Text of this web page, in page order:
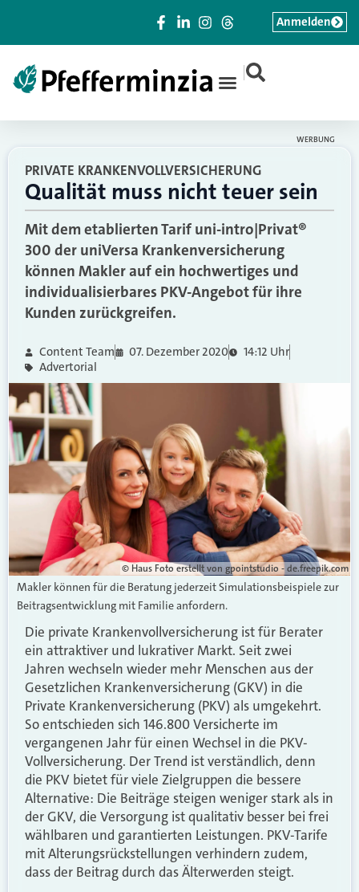
|
Anmelden
WERBUNG
PRIVATE KRANKENVOLLVERSICHERUNG
Qualität muss nicht teuer sein
Mit dem etablierten Tarif uni-intro|Privat®
300 der uniVersa Krankenversicherung
können Makler auf ein hochwertiges und
individualisierbares PKV-Angebot für ihre
Kunden zurückgreifen.
Content Team 07. Dezember 2020
14:12 Uhr
Advertorial
© Haus Foto erstellt von gpointstudio - de.freepik.com
Makler können für die Beratung jederzeit Simulationsbeispiele zur
Beitragsentwicklung mit Familie anfordern.
Die private Krankenvollversicherung ist für Berater
ein attraktiver und lukrativer Markt. Seit zwei
Jahren wechseln wieder mehr Menschen aus der
Gesetzlichen Krankenversicherung (GKV) in die
Private Krankenversicherung (PKV) als umgekehrt.
So entschieden sich 146.800 Versicherte im
vergangenen Jahr für einen Wechsel in die PKV-
Vollversicherung. Der Trend ist verständlich, denn
die PKV bietet für viele Zielgruppen die bessere
Alternative: Die Beiträge steigen weniger stark als in
der GKV, die Versorgung ist qualitativ besser bei frei
wählbaren und garantierten Leistungen. PKV-Tarife
mit Alterungsrückstellungen verhindern zudem,
dass der Beitrag durch das Älterwerden steigt.